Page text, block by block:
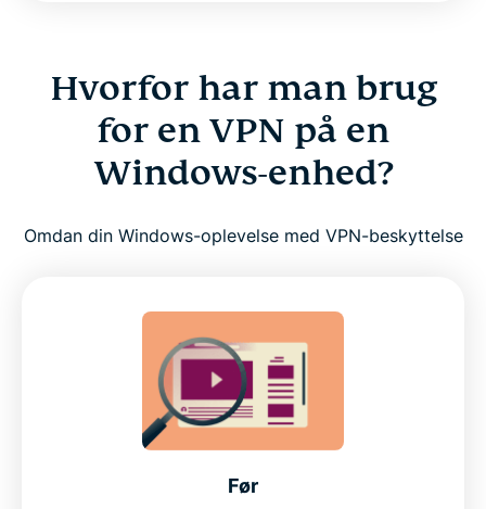
Hvorfor har man brug
for en VPN på en
Windows-enhed?
Omdan din Windows-oplevelse med VPN-beskyttelse
Før